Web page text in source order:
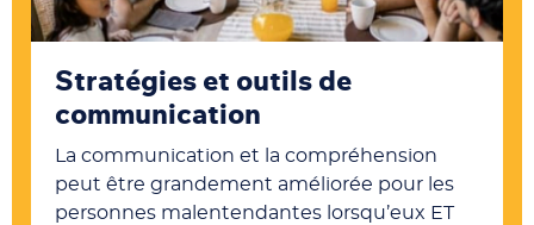
Stratégies et outils de
communication
La communication et la compréhension
peut être grandement améliorée pour les
personnes malentendantes lorsqu’eux ET